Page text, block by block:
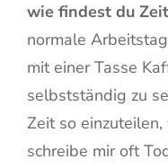
wie findest du
normale
mit einer Tasse
selbstständig zu
Zeit so
schreibe mir oft